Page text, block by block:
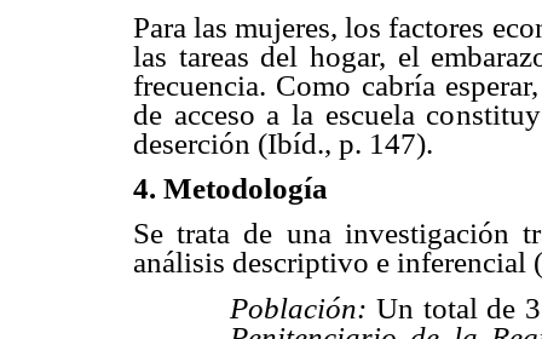
Para las mujeres, los factores
las tareas del hogar, el
frecuencia. Como cabría
de acceso a la escuela
deserción (Ibíd., p. 147).
4. Metodología
Se trata de una investigación
análisis descriptivo e inferencial
Población: Un total de